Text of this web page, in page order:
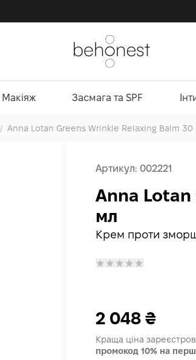
Макіяж Засмага та SPF
/ Anna Lotan Greens Wrinkle Relaxing Balm 30
Артикул:002221
Крем проти
Anna Lotan
мл
2 048₴
Краща ціна
промокод 10% на